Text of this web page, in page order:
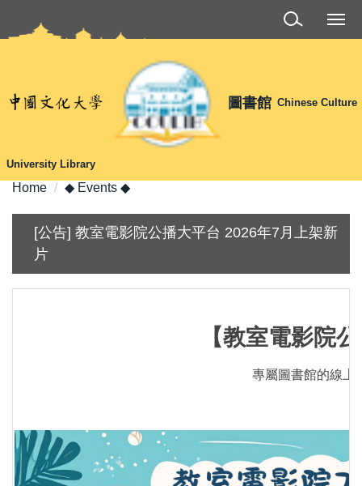
content
block
圖書館 Chinese Culture
University Library
Home ◆ Events ◆
[公告] 教室電影院公播大平台 2026年7月上架新
片
【教室電影院
專屬圖書館的線上